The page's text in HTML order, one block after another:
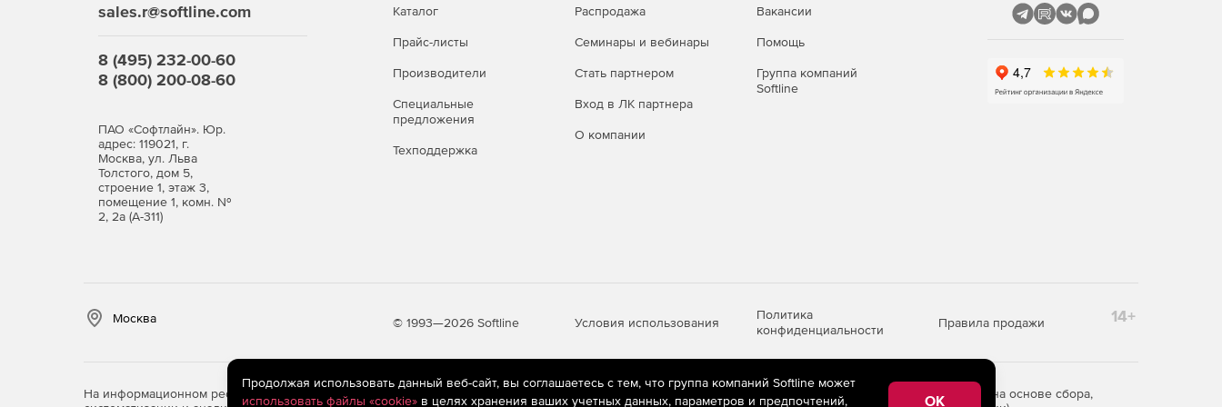
sales.r@softline.com
8 (495) 232-00-60
8 (800) 200-08-60
ПАО «Софтлайн». Юр.
адрес: 119021, г.
Москва, ул. Льва
Толстого, дом 5,
строение 1, этаж 3,
помещение 1, комн. №
2, 2а (А-311)
Каталог
Прайс-листы
Производители
Специальные
предложения
Техподдержка
Распродажа
Семинары и вебинары
Стать партнером
Вход в ЛК партнера
О компании
Вакансии
Помощь
Группа компаний
Softline
Москва © 1993—2026 Softline Условия использования
Политика
конфиденциальности
Правила продажи 14+
На информационном ресурсе store.softline.ru применяются рекомендательные технологии
(информационные технологии предоставления информации на основе сбора,
Продолжая использовать данный веб-сайт, вы соглашаетесь с тем, что группа компаний Softline может
использовать файлы «cookie»в целях хранения ваших учетных данных, параметров и предпочтений, OK